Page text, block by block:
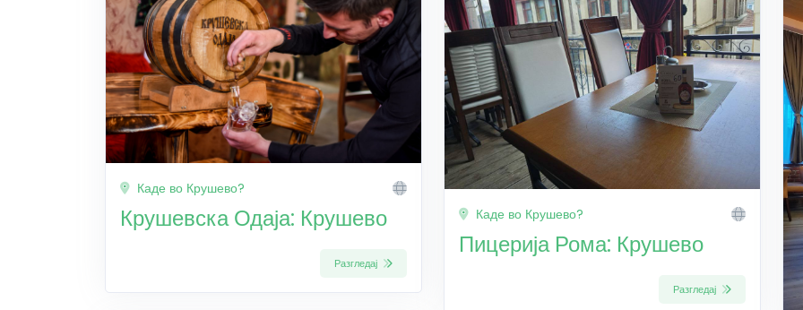
Каде во Крушево?
Крушевска Одаја: Крушево
Разгледај
Каде во Крушево?
Пицерија Рома: Крушево
Разгледај